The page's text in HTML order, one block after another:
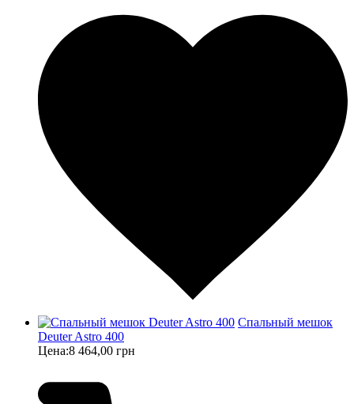
Спальный мешок
Deuter Astro 400
Цена:8 464,00 грн